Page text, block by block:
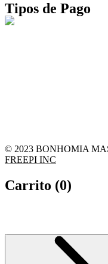
Tipos de Pago
© 2023 BONHOMIA
FREEPI INC
Carrito (0)